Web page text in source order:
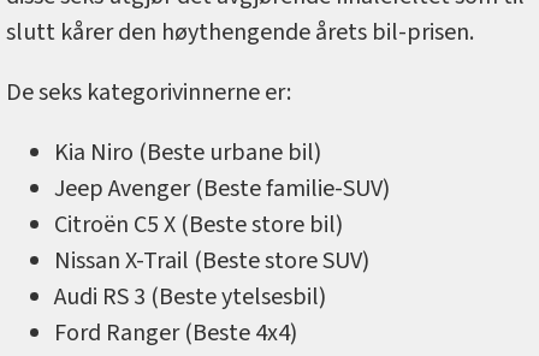
slutt kårer den høythengende årets bil-prisen.
De seks kategorivinnerne er:
Kia Niro (Beste urbane bil)
Jeep Avenger (Beste familie-SUV)
Citroën C5 X (Beste store bil)
Nissan X-Trail (Beste store SUV)
Audi RS 3 (Beste ytelsesbil)
Ford Ranger (Beste 4x4)